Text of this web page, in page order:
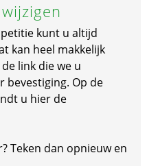
kunt u altijd
kan heel makkelijk
link die we u
bevestiging. Op de
u hier de
Teken dan opnieuw en